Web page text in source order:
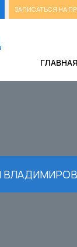
ЗАПИСАТЬСЯ НА
ГЛАВНАЯ